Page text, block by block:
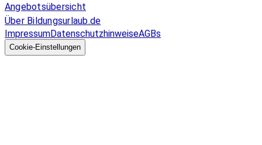
Angebotsübersicht
Über Bildungsurlaub.de
ImpressumDatenschutzhinweiseAGBs
Cookie-Einstellungen